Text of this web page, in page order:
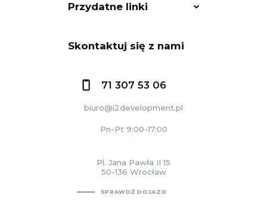
Przydatne linki
Skontaktuj się z nami
71 307 53 06
biuro@i2development.pl
Pn-Pt 9:00-17:00
Pl. Jana Pawła II 15
50-136 Wrocław
SPRAWDŹ DOJAZD